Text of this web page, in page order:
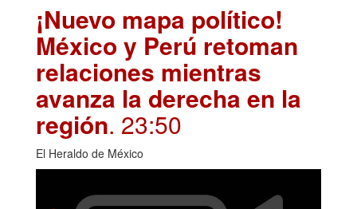
¡Nuevo mapa político!
México y Perú retoman
relaciones mientras
avanza la derecha en la
región. 23:50
El Heraldo de México